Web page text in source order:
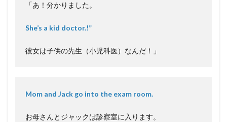
「あ！分かりました。
She’s a kid doctor.!”
彼女は子供の先生（小児科医）なんだ！」
Mom and Jack go into the exam room.
お母さんとジャックは診察室に入ります。